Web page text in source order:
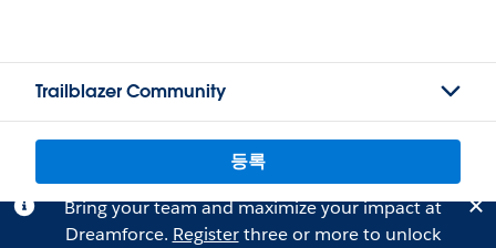
Trailblazer Community
등록
Bring your team and maximize your impact at
Dreamforce. Registerthree or more to unlock